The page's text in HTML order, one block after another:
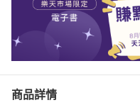
商品詳情